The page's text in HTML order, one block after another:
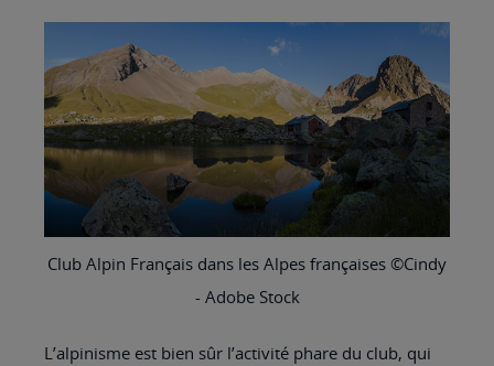
Club Alpin Français dans les Alpes françaises ©Cindy
- Adobe Stock
L’alpinisme est bien sûr l’activité phare du club, qui